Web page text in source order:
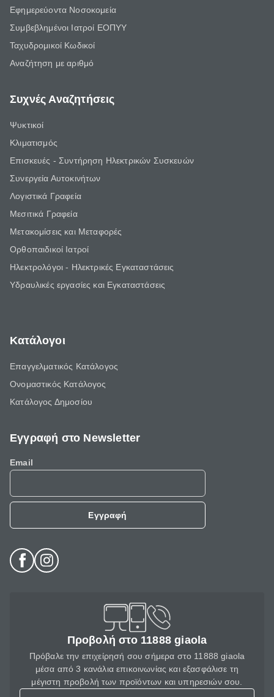
Εφημερεύοντα Νοσοκομεία
Συμβεβλημένοι Ιατροί ΕΟΠΥΥ
Ταχυδρομικοί Κωδικοί
Αναζήτηση με αριθμό
Συχνές Αναζητήσεις
Ψυκτικοί
Κλιματισμός
Επισκευές - Συντήρηση Ηλεκτρικών Συσκευών
Συνεργεία Αυτοκινήτων
Λογιστικά Γραφεία
Μεσιτικά Γραφεία
Μετακομίσεις και Μεταφορές
Ορθοπαιδικοί Ιατροί
Ηλεκτρολόγοι - Ηλεκτρικές Εγκαταστάσεις
Υδραυλικές εργασίες και Εγκαταστάσεις
Κατάλογοι
Επαγγελματικός Κατάλογος
Ονομαστικός Κατάλογος
Κατάλογος Δημοσίου
Εγγραφή στο Newsletter
Email
Εγγραφή
Προβολή στο 11888 giaola
Πρόβαλε την επιχείρησή σου σήμερα στο 11888 giaola
μέσα από 3 κανάλια επικοινωνίας και εξασφάλισε τη
μέγιστη προβολή των προϊόντων και υπηρεσιών σου.